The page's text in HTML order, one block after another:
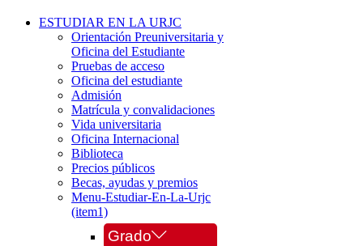
ESTUDIAR EN LA URJC
Orientación Preuniversitaria y
Oficina del Estudiante
Pruebas de acceso
Oficina del estudiante
Admisión
Matrícula y convalidaciones
Vida universitaria
Oficina Internacional
Biblioteca
Precios públicos
Becas, ayudas y premios
Menu-Estudiar-En-La-Urjc
(item1)
Grado